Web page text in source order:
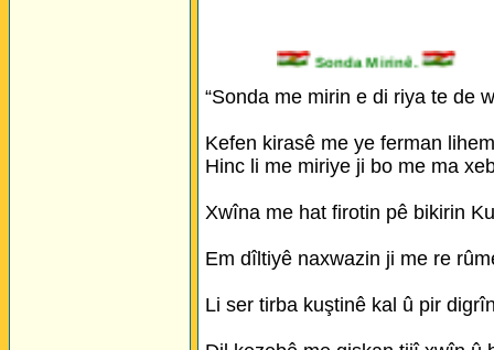
Sonda Mirinê.
“Sonda me mirin e di riya te de
Kefen kirasê me ye ferman
Hinc li me miriye ji bo me ma
Xwîna me hat firotin pê bikirin
Em dîltiyê naxwazin ji me re
Li ser tirba kuştinê kal û pir